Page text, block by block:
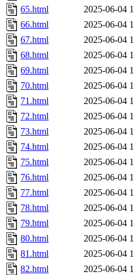
65.html
2025-06-04
66.html
2025-06-04
67.html
2025-06-04
68.html
2025-06-04
69.html
2025-06-04
70.html
2025-06-04
71.html
2025-06-04
72.html
2025-06-04
73.html
2025-06-04
74.html
2025-06-04
75.html
2025-06-04
76.html
2025-06-04
77.html
2025-06-04
78.html
2025-06-04
79.html
2025-06-04
80.html
2025-06-04
81.html
2025-06-04
82.html
2025-06-04